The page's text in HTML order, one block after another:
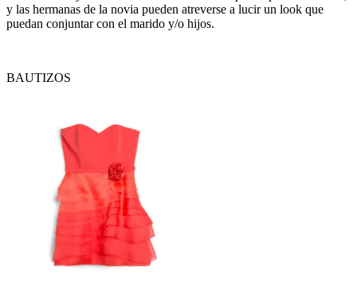
y las hermanas de la novia pueden atreverse a lucir un look que
puedan conjuntar con el marido y/o hijos.
BAUTIZOS